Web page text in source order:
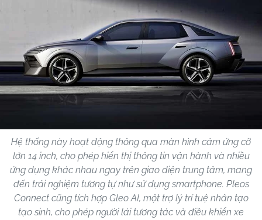
Hệ thống này hoạt động thông qua màn hình cảm ứng cỡ
lớn 14 inch, cho phép hiển thị thông tin vận hành và nhiều
ứng dụng khác nhau ngay trên giao diện trung tâm, mang
đến trải nghiệm tương tự như sử dụng smartphone. Pleos
Connect cũng tích hợp Gleo AI, một trợ lý trí tuệ nhân tạo
tạo sinh, cho phép người lái tương tác và điều khiển xe